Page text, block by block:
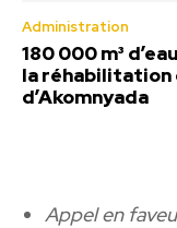
Administration
180 000 m³
la réhabilitation
d’Akomnyada
Appel en